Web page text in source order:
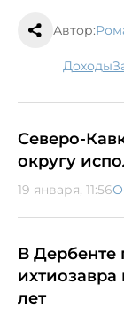
Автор:
доходы
Северо-
округу
19 января, 11:56
В Дербенте
лет